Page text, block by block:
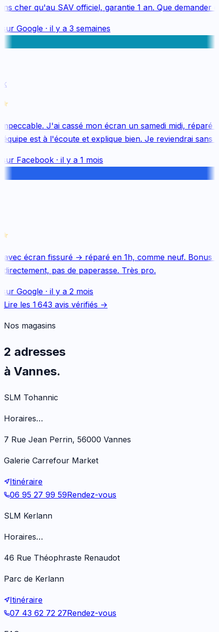
cher qu'au SAV officiel, garantie 1 an. Que demander
Google· il y a 3 semaines
J'ai cassé mon écran un samedi midi, réparé le
est à l'écoute et explique bien. Je reviendrai sans
Facebook· il y a 1 mois
écran fissuré → réparé en 1h, comme neuf. Bonus
pas de paperasse. Très pro.
Google· il y a 2 mois
Lire les 1 643 avis vérifiés →
Nos magasins
2 adresses
à Vannes.
SLM Tohannic
Horaires…
7 Rue Jean Perrin, 56000 Vannes
Galerie Carrefour Market
Itinéraire
06 95 27 99 59Rendez-vous
SLM Kerlann
Horaires…
46 Rue Théophraste Renaudot
Parc de Kerlann
Itinéraire
07 43 62 72 27Rendez-vous